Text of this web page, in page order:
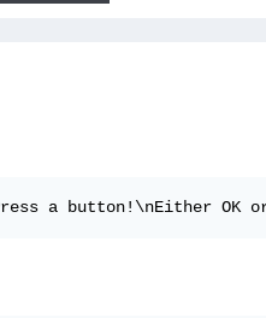
a button!\nEither OK